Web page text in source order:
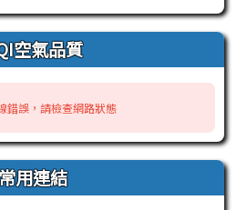
空氣品質
錯誤，請檢查網路狀態
用連結